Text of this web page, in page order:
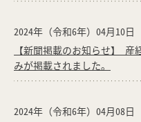
2024年（令和6年）04月10日
【新聞掲載のお知らせ】
みが掲載されました。
2024年（令和6年）04月08日